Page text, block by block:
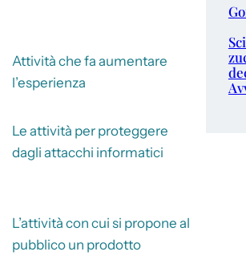
Attività che fa aumentare
l’esperienza
Le attività per proteggere
dagli attacchi informatici
L’attività con cui si propone al
pubblico un prodotto